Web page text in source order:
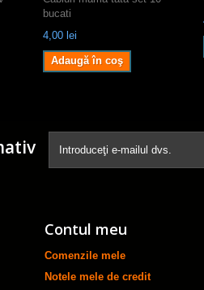
bucati
4,00 lei
Adaugă în coş
Contul meu
Comenzile mele
Notele mele de credit